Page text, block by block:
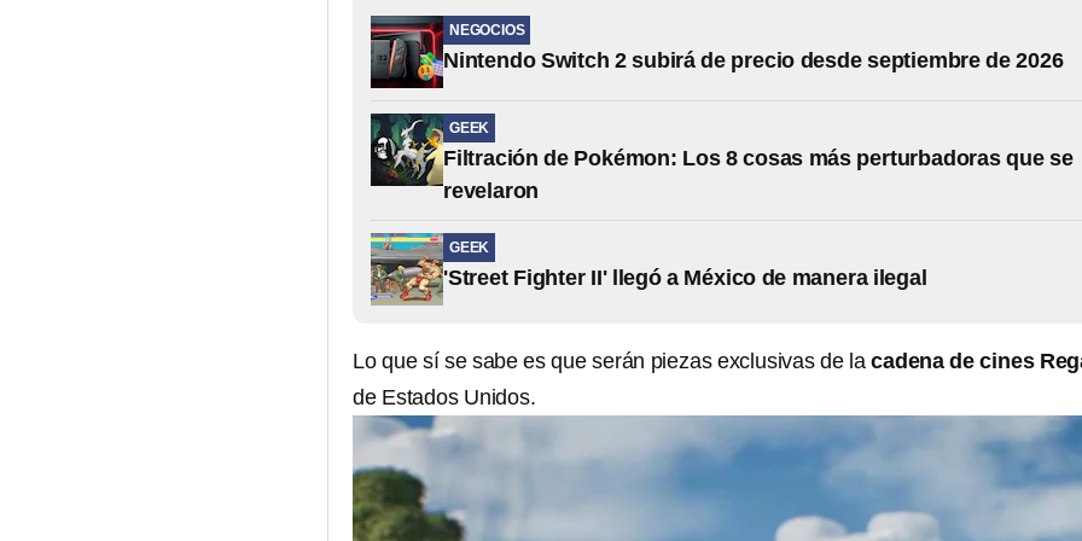
NEGOCIOS
Nintendo Switch 2 subirá de precio desde septiembre de 2026
GEEK
Filtración de Pokémon: Los 8 cosas más perturbadoras que se
revelaron
GEEK
'Street Fighter II' llegó a México de manera ilegal
Lo que sí se sabe es que serán piezas exclusivas de lacadena de cines
de Estados Unidos.